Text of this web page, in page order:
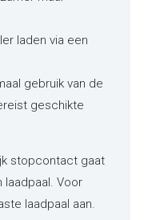
laden via een
gebruik van de
geschikte
stopcontact gaat
laadpaal. Voor
laadpaal aan.